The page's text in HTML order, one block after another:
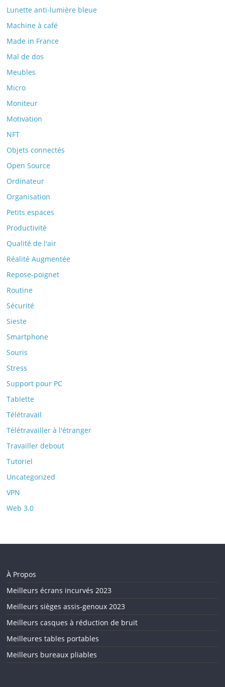
Lunette anti-lumière bleue
Machine à café
Made in France
Mal de dos
Meubles
Micro
Moniteur
Motivation
NFT
Objets connectés
Open Source
Ordinateur
Organisation
Petits espaces
Productivité
Qualité de l'air
Réalité Augmentée
Repose-poignet
Routine
Sécurité
Sieste
Smartphone
Souris
Stress
Support pour PC
Tablette
Télétravail
Télétravailler à l'étranger
Travailler debout
Tutoriel
Uncategorized
VPN
Web 3.0
À Propos
Meilleurs écrans incurvés 2023
Meilleurs sièges assis-genoux 2023
Meilleurs casques à réduction de bruit
Meilleures tables portables
Meilleurs bureaux pliables